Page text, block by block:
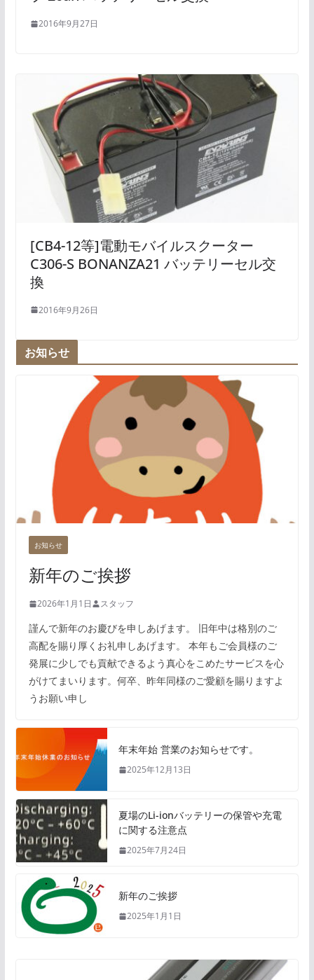
2016年9月27日
[CB4-12等]電動モバイルスクーター
C306-S BONANZA21 バッテリーセル交
換
2016年9月26日
お知らせ
お知らせ
新年のご挨拶
2026年1月1日 スタッフ
謹んで新年のお慶びを申しあげます。 旧年中は格別のご
高配を賜り厚くお礼申しあげます。 本年もご会員様のご
発展に少しでも貢献できるよう真心をこめたサービスを心
がけてまいります。何卒、昨年同様のご愛顧を賜りますよ
うお願い申し
年末年始 営業のお知らせです。
2025年12月13日
夏場のLi-ionバッテリーの保管や充電
に関する注意点
2025年7月24日
新年のご挨拶
2025年1月1日